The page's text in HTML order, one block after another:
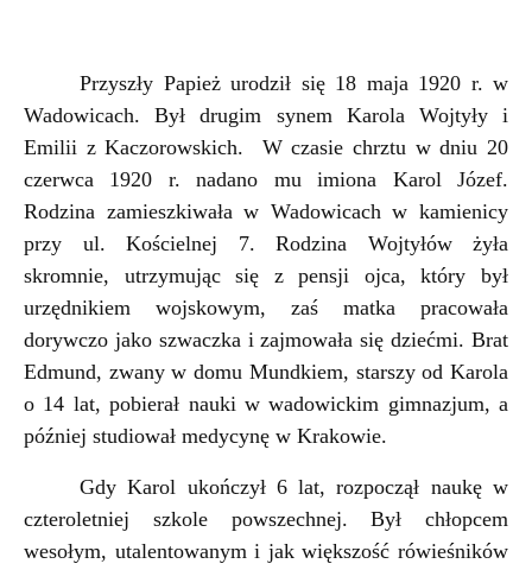
Przyszły Papież urodził się 18 maja 1920 r. w
Wadowicach. Był drugim synem Karola Wojtyły i
Emilii z Kaczorowskich. W czasie chrztu w dniu 20
czerwca 1920 r. nadano mu imiona Karol Józef.
Rodzina zamieszkiwała w Wadowicach w kamienicy
przy ul. Kościelnej 7. Rodzina Wojtyłów żyła
skromnie, utrzymując się z pensji ojca, który był
urzędnikiem wojskowym, zaś matka pracowała
dorywczo jako szwaczka i zajmowała się dziećmi. Brat
Edmund, zwany w domu Mundkiem, starszy od Karola
o 14 lat, pobierał nauki w wadowickim gimnazjum, a
później studiował medycynę w Krakowie.
Gdy Karol ukończył 6 lat, rozpoczął naukę w
czteroletniej szkole powszechnej. Był chłopcem
wesołym, utalentowanym i jak większość rówieśników